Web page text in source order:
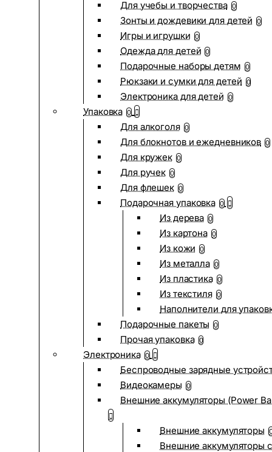
Для учебы и творчества 0
Зонты и дождевики для детей 0
Игры и игрушки 0
Одежда для детей 0
Подарочные наборы детям 0
Рюкзаки и сумки для детей 0
Электроника для детей 0
Упаковка 0
Для алкоголя 0
Для блокнотов и ежедневников 0
Для кружек 0
Для ручек 0
Для флешек 0
Подарочная упаковка 0
Из дерева 0
Из картона 0
Из кожи 0
Из металла 0
Из пластика 0
Из текстиля 0
Наполнители для
Подарочные пакеты 0
Прочая упаковка 0
Электроника 0
Беспроводные зарядные
Видеокамеры 0
Внешние аккумуляторы (Power
Внешние аккумуляторы
Внешние аккумуляторы